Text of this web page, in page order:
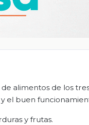
alimentos de los
el buen
y frutas.